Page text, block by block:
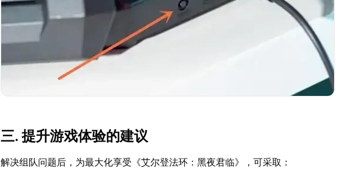
三. 提升游戏体验的建议
解决组队问题后，为最大化享受《艾尔登法环：黑夜君临》，可采取：